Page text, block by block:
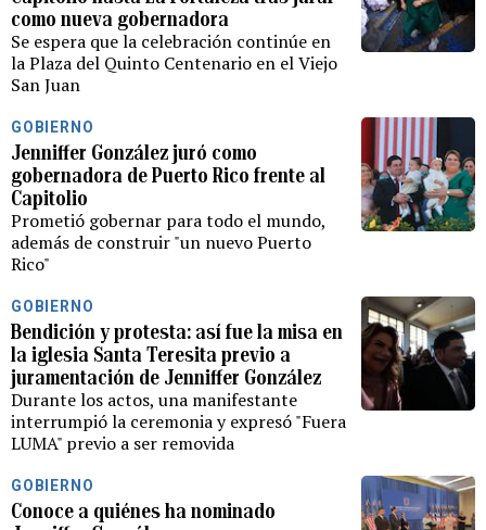
como nueva gobernadora
Se espera que la celebración continúe en
la Plaza del Quinto Centenario en el Viejo
San Juan
GOBIERNO
Jenniffer González juró como
gobernadora de Puerto Rico frente al
Capitolio
Prometió gobernar para todo el mundo,
además de construir "un nuevo Puerto
Rico"
GOBIERNO
Bendición y protesta: así fue la misa en
la iglesia Santa Teresita previo a
juramentación de Jenniffer González
Durante los actos, una manifestante
interrumpió la ceremonia y expresó "Fuera
LUMA" previo a ser removida
GOBIERNO
Conoce a quiénes ha nominado